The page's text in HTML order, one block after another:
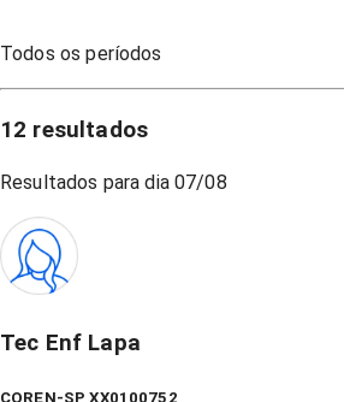
Todos os períodos
12 resultados
Resultados para dia07/08
Tec Enf Lapa
COREN-SP XX0100752